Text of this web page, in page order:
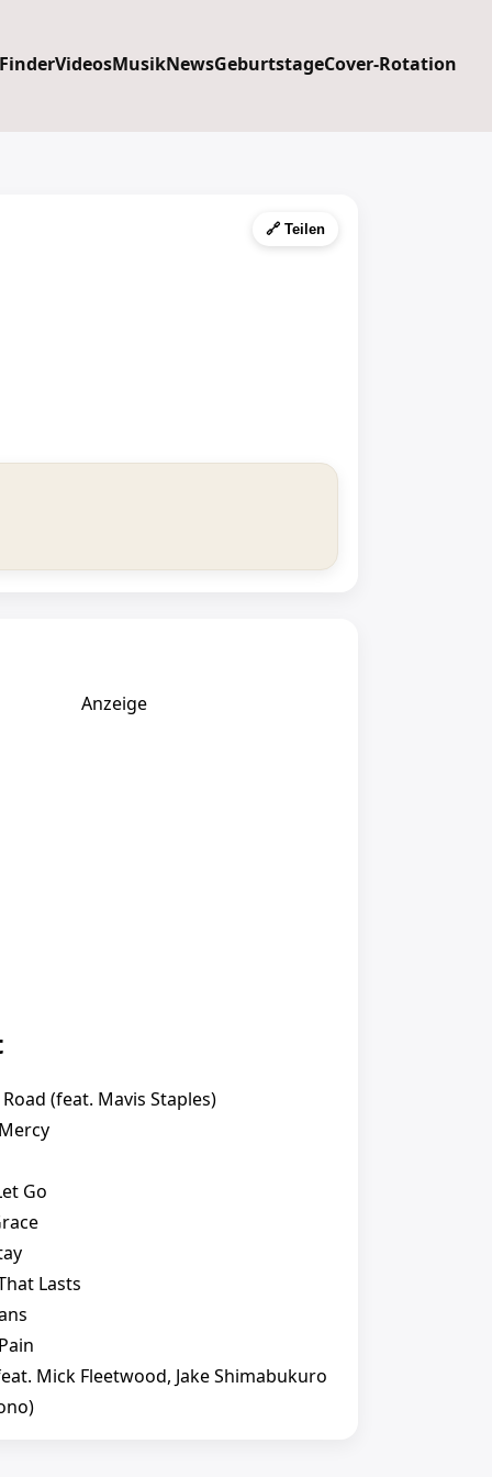
VideosMusikNewsGeburtstageCover-Rotation
🔗 Teilen
Anzeige
(feat. Mavis Staples)
Go
Lasts
Mick Fleetwood, Jake Shimabukuro